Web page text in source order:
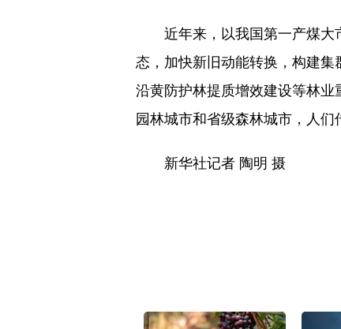
近年来，以我国第一产煤大
态，加快新旧动能转换，构建集
沿黄防护林提质增效建设等林
园林城市和省级森林城市，人们
新华社记者 陶明 摄